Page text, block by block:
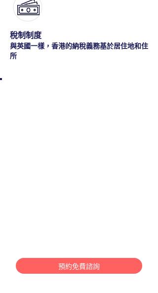
稅制制度
與英國一樣，香港的納稅義務基於居住地和住
所
預約免費諮詢